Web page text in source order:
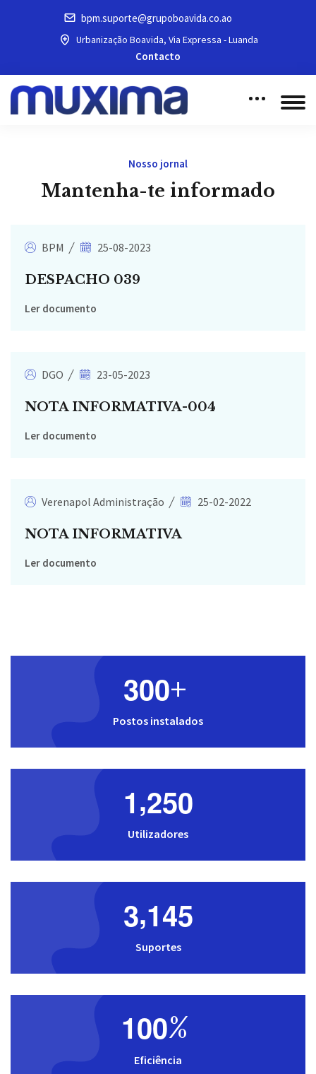
bpm.suporte@grupoboavida.co.ao
Urbanização Boavida, Via Expressa - Luanda
Contacto
Nosso jornal
Mantenha-te informado
BPM 25-08-2023
DESPACHO 039
Ler documento
DGO 23-05-2023
NOTA INFORMATIVA-004
Ler documento
Verenapol Administração 25-02-2022
NOTA INFORMATIVA
Ler documento
300+
Postos instalados
1,250
Utilizadores
3,145
Suportes
100%
Eficiência